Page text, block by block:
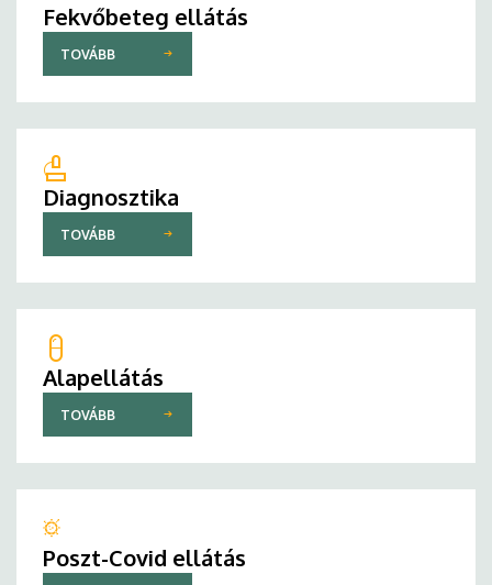
Fekvőbeteg ellátás
TOVÁBB
Diagnosztika
TOVÁBB
Alapellátás
TOVÁBB
Poszt-Covid ellátás